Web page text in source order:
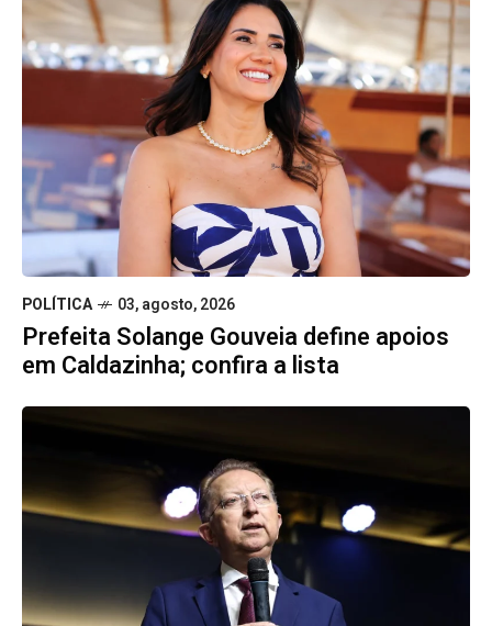
POLÍTICA 03, agosto, 2026
Prefeita Solange Gouveia define apoios
em Caldazinha; confira a lista